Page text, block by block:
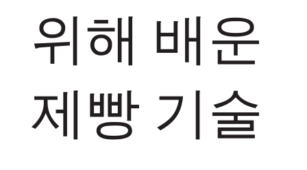
위해 배운
제빵 기술